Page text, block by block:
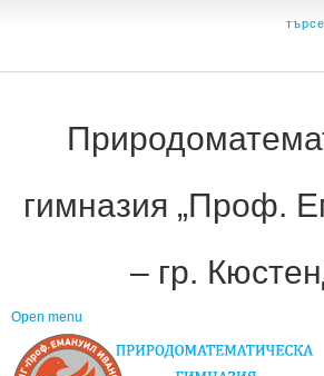
гимназия „Проф.
– гр.
Open menu